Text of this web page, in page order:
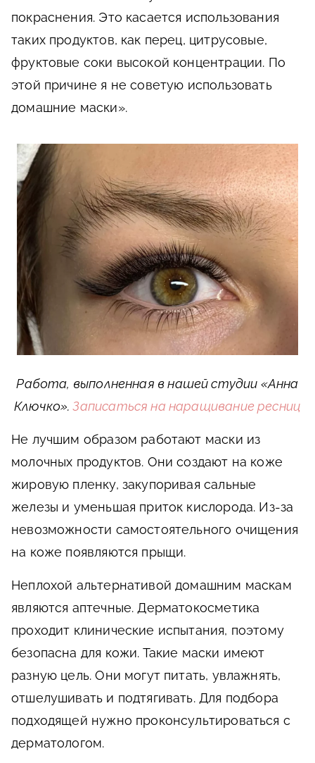
покраснения. Это касается использования
таких продуктов, как перец, цитрусовые,
фруктовые соки высокой концентрации. По
этой причине я не советую использовать
домашние маски».
Работа, выполненная в нашей студии «Анна
Ключко».Записаться на наращивание ресниц
Не лучшим образом работают маски из
молочных продуктов. Они создают на коже
жировую пленку, закупоривая сальные
железы и уменьшая приток кислорода. Из-за
невозможности самостоятельного очищения
на коже появляются прыщи.
Неплохой альтернативой домашним маскам
являются аптечные. Дерматокосметика
проходит клинические испытания, поэтому
безопасна для кожи. Такие маски имеют
разную цель. Они могут питать, увлажнять,
отшелушивать и подтягивать. Для подбора
подходящей нужно проконсультироваться с
дерматологом.